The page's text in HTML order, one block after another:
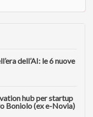
dell’AI: le 6 nuove
hub per startup
Boniolo (ex e-Novia)